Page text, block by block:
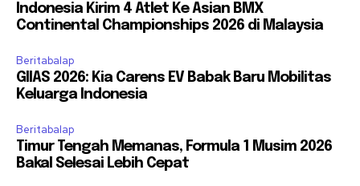
Indonesia Kirim 4 Atlet Ke Asian BMX
Continental Championships 2026 di Malaysia
Beritabalap
GIIAS 2026: Kia Carens EV Babak Baru Mobilitas
Keluarga Indonesia
Beritabalap
Timur Tengah Memanas, Formula 1 Musim 2026
Bakal Selesai Lebih Cepat